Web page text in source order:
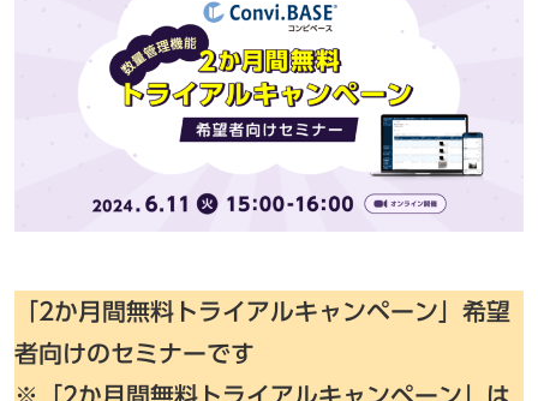
「2か月間無料トライアルキャンペーン」希望
者向けのセミナーです
※
「2か月間無料トライアルキャンペーン」 は